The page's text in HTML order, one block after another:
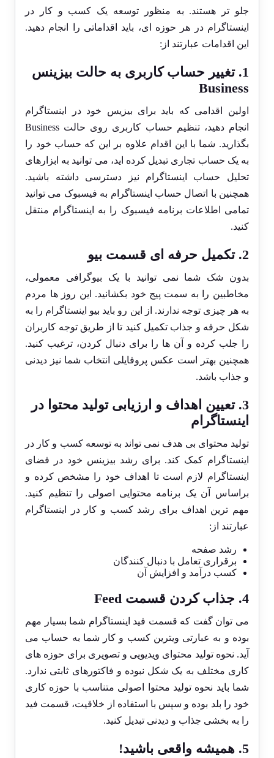
جلو تر هستند. به منظور توسعه یک کسب و کار در
اینستاگرام در هر حوزه ای، باید اقداماتی را انجام دهید.
این اقدامات عبارتند از:
1. تغییر حساب کاربری به حالت بیزینس
Business
اولین اقدامی که باید برای بیزیس خود در اینستاگرام
انجام دهید، تنظیم حساب کاربری روی حالت Business
بگذارید. شما با این اقدام علاوه بر این که حساب خود را
به یک حساب تجاری تبدیل کرده اید، می توانید به ابزارهای
تحلیل حساب اینستاگرام نیز دسترسی داشته باشید.
همچنین با اتصال حساب اینستاگرام به فیسبوک می توانید
تمامی اطلاعات برنامه فیسبوک را به اینستاگرام منتقل
کنید.
2. تکمیل حرفه ای قسمت بیو
بدون شک شما نمی توانید با یک بیوگرافی معمولی،
مخاطبین را به سمت پیج خود بکشانید. این روز ها مردم
به هر چیزی توجه ندارند. از این رو باید بیو اینستاگرام را به
شکل حرفه و جذاب تکمیل کنید تا از طریق توجه کاربران
را جلب کرده و آن ها را برای دنبال کردن، ترغیب کنید.
همچنین بهتر است عکس پروفایلی انتخاب شما نیز دیدنی
و جذاب باشد.
3. تعیین اهداف و ارزیابی تولید محتوا در
اینستاگرام
تولید محتوای بی هدف نمی تواند به توسعه کسب و کار در
اینستاگرام کمک کند. برای رشد بیزینس خود در فضای
اینستاگرام لازم است تا اهداف خود را مشخص کرده و
براساس آن یک برنامه محتوایی اصولی را تنظیم کنید.
مهم ترین اهداف برای رشد کسب و کار در اینستاگرام
عبارتند از:
رشد صفحه
برقراری تعامل با دنبال کنندگان
کسب درآمد و افزایش آن
4. جذاب کردن قسمت Feed
می توان گفت که قسمت فید اینستاگرام شما بسیار مهم
بوده و به عبارتی ویترین کسب و کار شما به حساب می
آید. نحوه تولید محتوای ویدیویی و تصویری برای حوزه های
کاری مختلف به یک شکل نبوده و فاکتورهای ثابتی ندارد.
شما باید نحوه تولید محتوا اصولی متناسب با حوزه کاری
خود را بلد بوده و سپس با استفاده از خلاقیت، قسمت فید
را به بخشی جذاب و دیدنی تبدیل کنید.
5. همیشه واقعی باشید!